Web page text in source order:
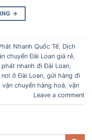
→
Nhanh Quốc Tế, Dịch
chuyển Đài Loan giá rẻ,
phát nhanh đi Đài Loan,
ở Đài Loan, gửi hàng đi
vận chuyển hàng hoá, vận
Leave a comment